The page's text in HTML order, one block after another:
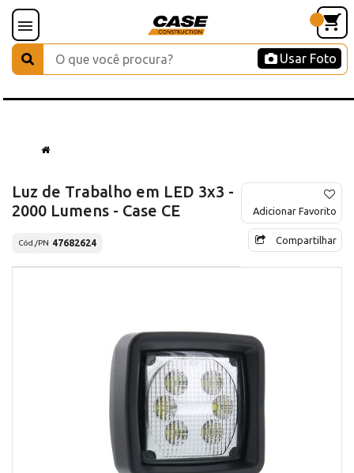
Usar Foto
Luz de Trabalho em LED 3x3 -
2000 Lumens - Case CE
Cód./PN 47682624
Adicionar Favorito
Compartilhar